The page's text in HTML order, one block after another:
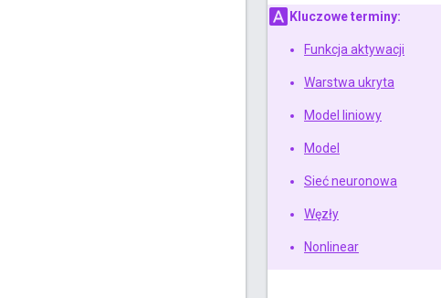
Kluczowe terminy:
Funkcja aktywacji
Warstwa ukryta
Model liniowy
Model
Sieć neuronowa
Węzły
Nonlinear